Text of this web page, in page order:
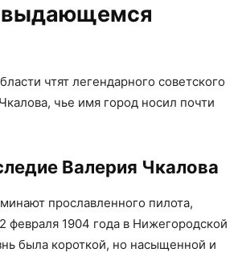
выдающемся
чтят легендарного советского
чье имя город носил почти
Валерия Чкалова
прославленного пилота,
февраля 1904 года в Нижегородской
была короткой, но насыщенной и